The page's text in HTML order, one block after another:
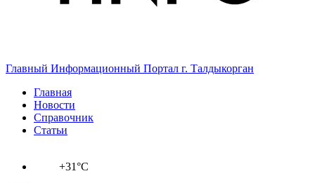
Главный Информационный Портал г. Талдыкорган
Главная
Новости
Справочник
Статьи
+31°C